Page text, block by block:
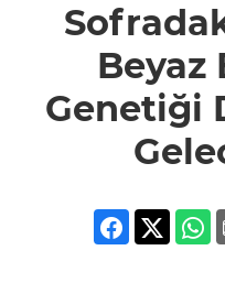
Beyaz
Genetiği